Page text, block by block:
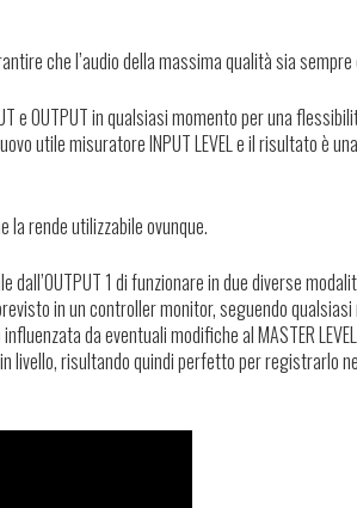
che l’audio della massima qualità sia
e OUTPUT in qualsiasi momento per una
utile misuratore INPUT LEVEL e il risultato è
la rende utilizzabile ovunque.
1 di funzionare in due diverse
in un controller monitor, seguendo
da eventuali modifiche al MASTER
livello, risultando quindi perfetto per registrarlo